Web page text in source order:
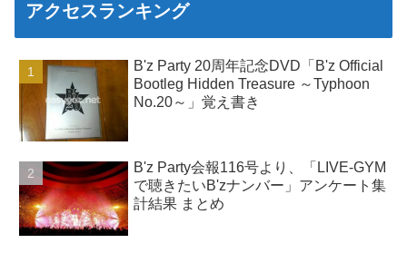
アクセスランキング
B'z Party 20周年記念DVD「B'z Official
Bootleg Hidden Treasure ～Typhoon
No.20～」覚え書き
B'z Party会報116号より、「LIVE-GYM
で聴きたいB'zナンバー」アンケート集
計結果 まとめ